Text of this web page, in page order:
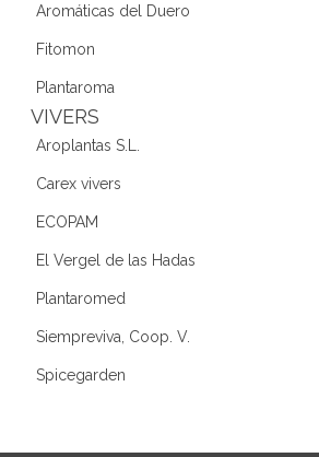
Aromáticas del Duero
Fitomon
Plantaroma
VIVERS
Aroplantas S.L.
Carex vivers
ECOPAM
El Vergel de las Hadas
Plantaromed
Siempreviva, Coop. V.
Spicegarden